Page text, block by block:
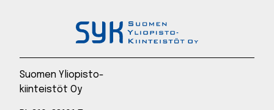
Suomen Yliopisto-
kiinteistöt Oy